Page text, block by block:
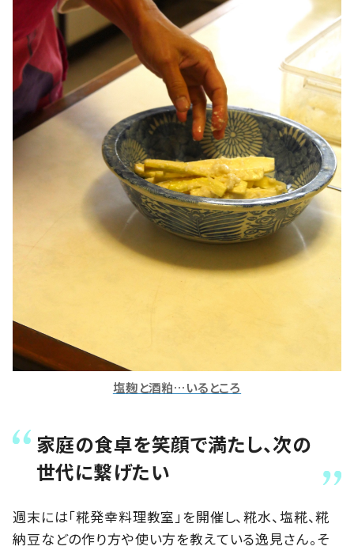
塩麹と酒粕…いるところ
家庭の食卓を笑顔で満たし、次の
世代に繋げたい
週末には「糀発幸料理教室」を開催し、糀水、塩糀、糀
納豆などの作り方や使い方を教えている逸見さん。そ